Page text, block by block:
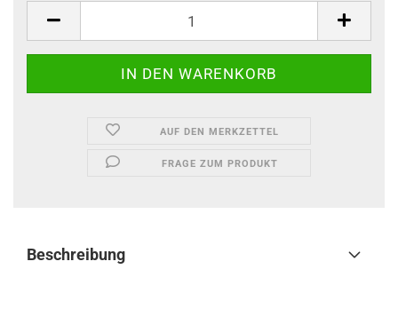
AUF DEN MERKZETTEL
FRAGE ZUM PRODUKT
Beschreibung